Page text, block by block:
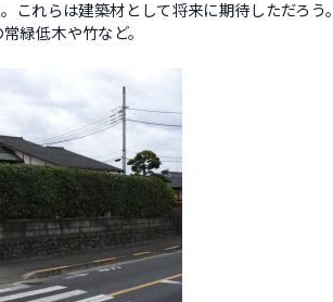
れらは建築材として将来に期待しただろう。
緑低木や竹など。